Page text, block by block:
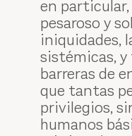
en particular,
pesaroso y
iniquidades,
sistémicas,
barreras de
que tantas
privilegios,
humanos